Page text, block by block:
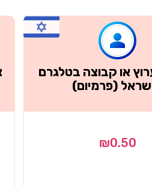
או קבוצה בטלגרם
(פרמיום)
₪0.50